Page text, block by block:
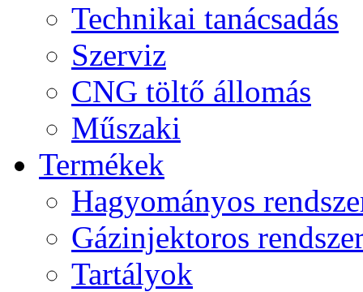
Technikai tanácsadás
Szerviz
CNG töltő állomás
Műszaki
Termékek
Hagyományos
Gázinjektoros
Tartályok